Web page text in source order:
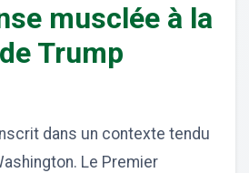
musclée à la
Trump
dans un contexte tendu
Le Premier